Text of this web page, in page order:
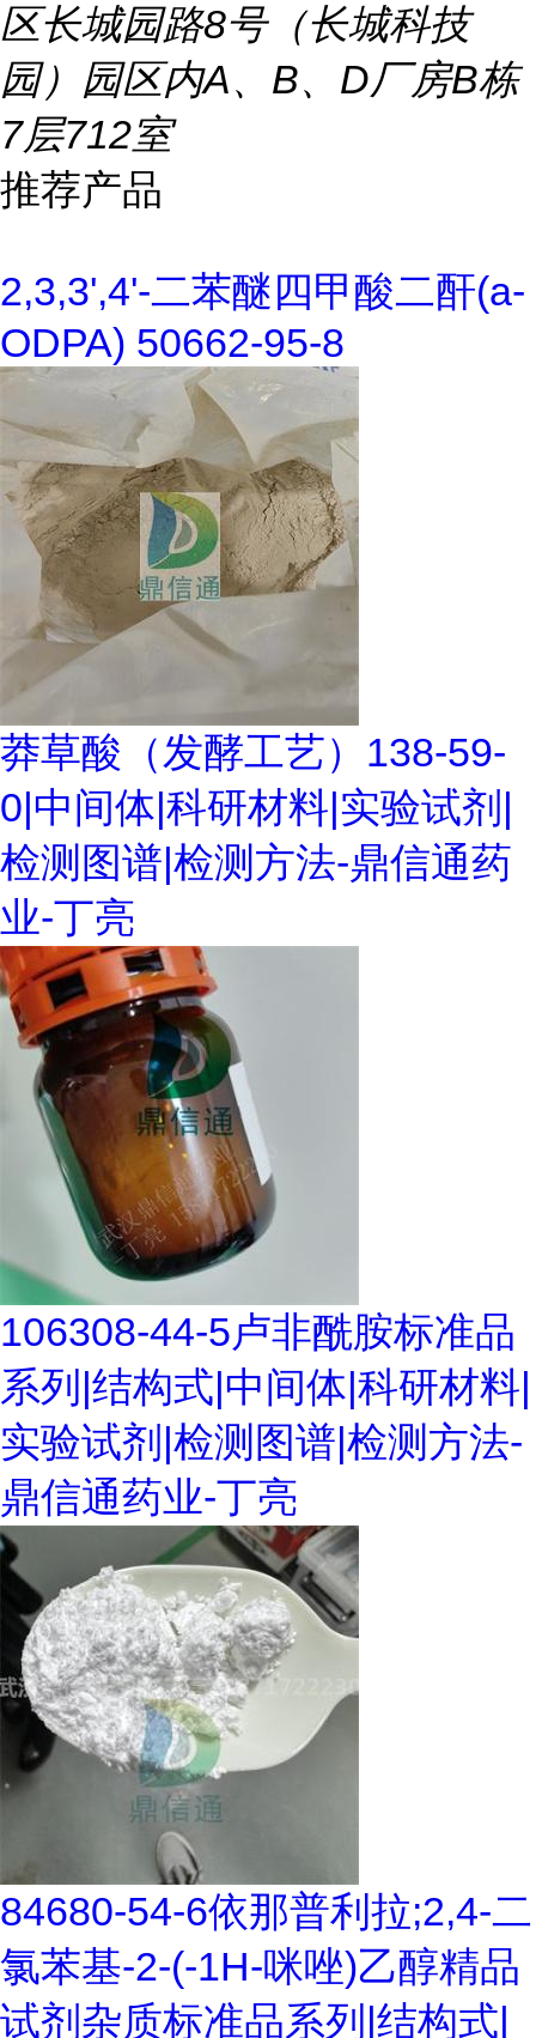
区长城园路8号（长城科技
园）园区内A、B、D厂房B栋
7层712室
推荐产品
2,3,3',4'-二苯醚四甲酸二酐(a-
ODPA) 50662-95-8
莽草酸（发酵工艺）138-59-
0|中间体|科研材料|实验试剂|
检测图谱|检测方法-鼎信通药
业-丁亮
106308-44-5卢非酰胺标准品
系列|结构式|中间体|科研材料|
实验试剂|检测图谱|检测方法-
鼎信通药业-丁亮
84680-54-6依那普利拉;2,4-二
氯苯基-2-(-1H-咪唑)乙醇精品
试剂杂质标准品系列|结构式|